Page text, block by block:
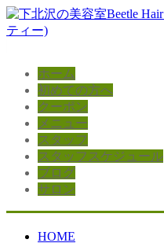
ホーム
初めての方へ
クーポン
メニュー
スタッフ
スタッフスケジュール
ブログ
サロン
HOME